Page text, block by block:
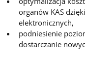
organów KAS
elektronicznych,
podniesienie
dostarczanie